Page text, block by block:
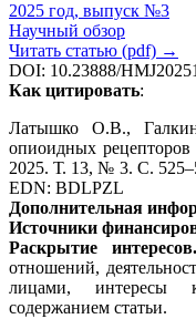
2025 год, выпуск №3
Научный обзор
Читать статью (pdf) →
DOI: 10.23888/
Как цитировать:
Латышко О.В.,
опиоидных
2025. Т. 13, № 3. С.
EDN: BDLPZL
Дополнительная
Источники
Раскрытие интересов.
отношений,
лицами, интересы
содержанием статьи.